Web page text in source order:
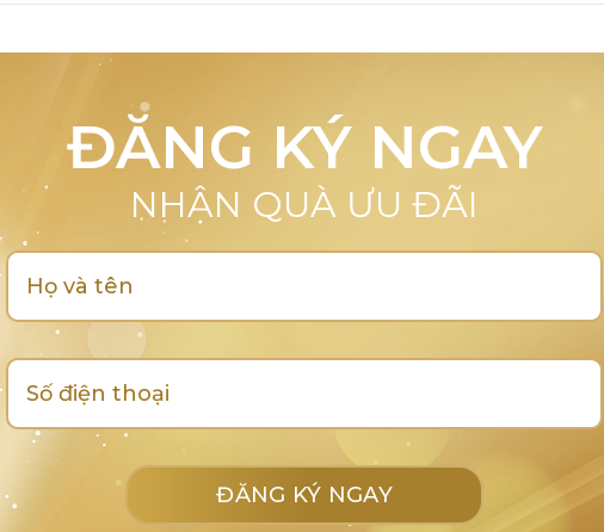
ĐĂNG KÝ NGAY
NHẬN QUÀ ƯU ĐÃI